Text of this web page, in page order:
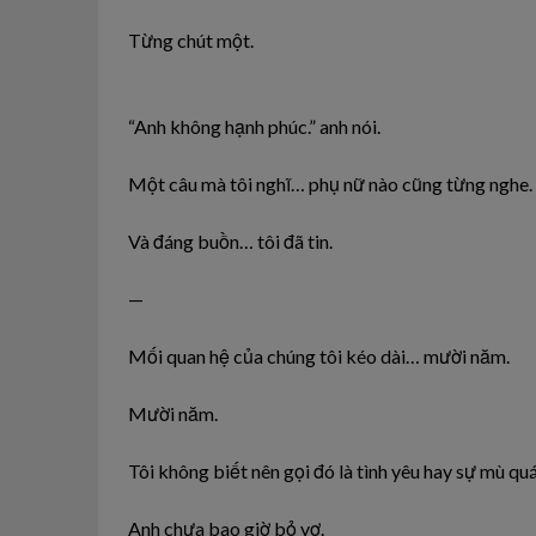
Từng chút một.
“Anh không hạnh phúc.” anh nói.
Một câu mà tôi nghĩ… phụ nữ nào cũng từng nghe.
Và đáng buồn… tôi đã tin.
—
Mối quan hệ của chúng tôi kéo dài… mười năm.
Mười năm.
Tôi không biết nên gọi đó là tình yêu hay sự mù
Anh chưa bao giờ bỏ vợ.